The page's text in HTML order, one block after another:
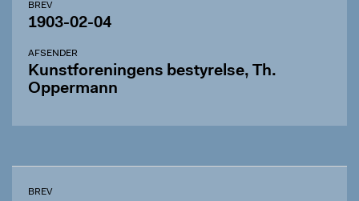
BREV
1903-02-04
AFSENDER
Kunstforeningens bestyrelse, Th.
Oppermann
BREV